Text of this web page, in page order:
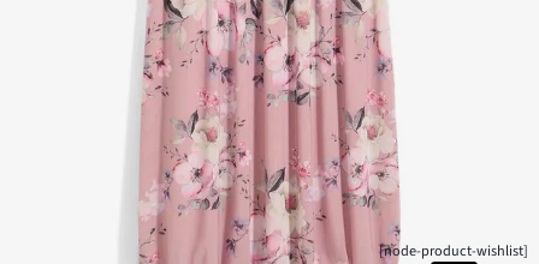
[node-product-wishlist]